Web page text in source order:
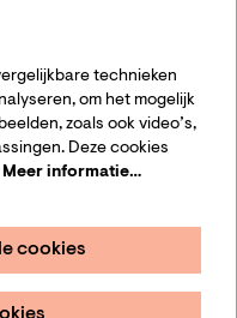
nieuwsbrief
technieken
om het mogelijk
zoals ook video’s,
Deze cookies
Meer informatie…
cookies